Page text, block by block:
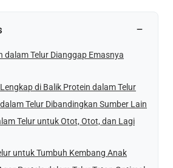
−
dalam Telur Dianggap Emasnya
di Balik Protein dalam Telur
Telur Dibandingkan Sumber Lain
Telur untuk Otot, Otot, dan Lagi
untuk Tumbuh Kembang Anak